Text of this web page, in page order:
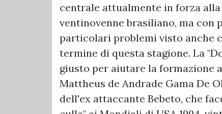
centrale attualmente in forza
ventinovenne brasiliano, ma con
particolari problemi visto anche
termine di questa stagione. La
giusto per aiutare la formazione
Mattheus de Andrade Gama De
dell'ex attaccante Bebeto, che